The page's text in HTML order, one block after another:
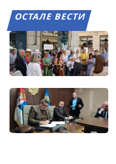
ОСТАЛЕ ВЕСТИ